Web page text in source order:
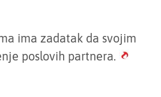
ima zadatak da svojim
poslovih partnera.